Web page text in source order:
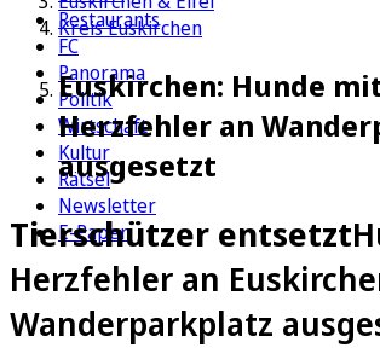
Restaurants
FC
Panorama
Politik
Wirtschaft
Kultur
Rätsel
Newsletter
E-Paper
Kreis Euskirchen
Euskirchen: Hunde
Herzfehler an
ausgesetzt
Tierschützer entsetzt
Herzfehler an
Wanderparkplatz